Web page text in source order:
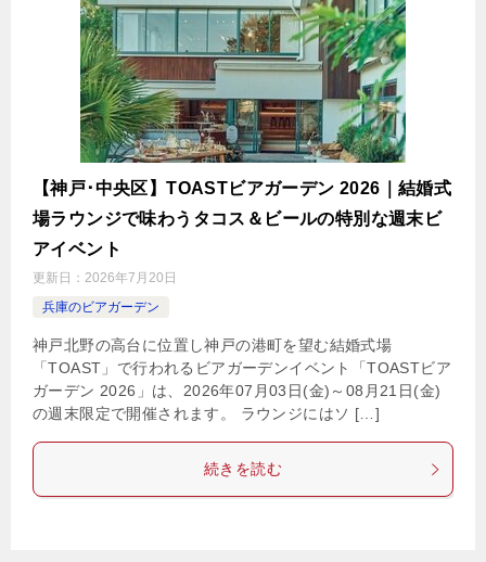
【神戸･中央区】TOASTビアガーデン 2026｜結婚式
場ラウンジで味わうタコス＆ビールの特別な週末ビ
アイベント
更新日： 2026年7月20日
兵庫のビアガーデン
神戸北野の高台に位置し神戸の港町を望む結婚式場
「TOAST」で行われるビアガーデンイベント「TOASTビア
ガーデン 2026」は、2026年07月03日(金)～08月21日(金)
の週末限定で開催されます。 ラウンジにはソ […]
続きを読む